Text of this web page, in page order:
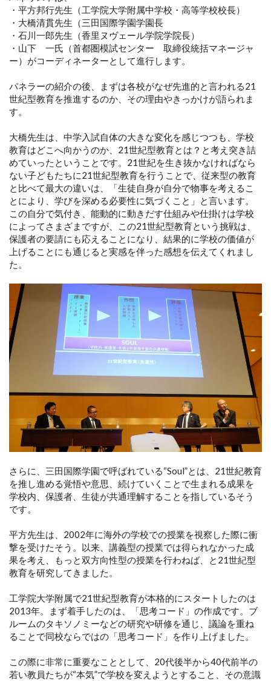
・平方邦行先生（工学院大学附属中学校・高等学校校長）
・大橋清貫先生（三田国際学園学園長
・石川一郎先生（香里ヌヴェール学院学院長）
・山下 一氏（首都圏模試センター 取締役統括マネージャ
ー）がコーディネーターとして進行します。
パネラーの紹介の後、まずは各校がなぜ先進的と言われる21
世紀型教育を推進するのか、その理由やきっかけが語られま
す。
大橋先生は、中学入試自体の大きな変化を感じつつも、学校
教育はどこへ向かうのか、21世紀型教育とは？と考え突き詰
めていったということです。21世紀を生き抜かなければなら
ない子どもたちに21世紀型教育を行うことで、従来型の教育
と比べて最大の違いは、「生徒自身が自分で物事を考えるこ
とにより、学びを深める必要性に気づくこと」と言います。
この自分で気付き、能動的に動きだす仕組みや仕掛けは学校
によってさまざまですが、この21世紀型教育という挑戦は、
保護者の要請にも応えることになり、結果的に学校の価値が
上げることにも通じると実感を伴った感想を伝えてくれまし
た。
さらに、三田国際学園で呼ばれている“Soul”とは、21世紀教育
を推し進める覚悟や意思、続けていくことで生まれる成果を
学校内、保護者、生徒が共通理解することを指しているそう
です。
平方先生は、2002年に海外の学校での授業を視察した際に衝
撃を受けたそう。以来、講義型の授業では得られなかった成
果を考え、もっと双方向性型の授業を行わねば、と21世紀型
教育を研究してきました。
工学院大学附属で21世紀型教育が本格的にスタートしたのは
2013年。まず着手したのは、「思考コード」の作成です。ブ
ルームのタキソノミーなどの研究や研修を通じ、議論を重ね
ることで同校ならではの「思考コード」を作り上げました。
この際に非常に重要なこととして、20代後半から40代前半の
若い教員たちが“本気”で学校を変えようとすること、その意識